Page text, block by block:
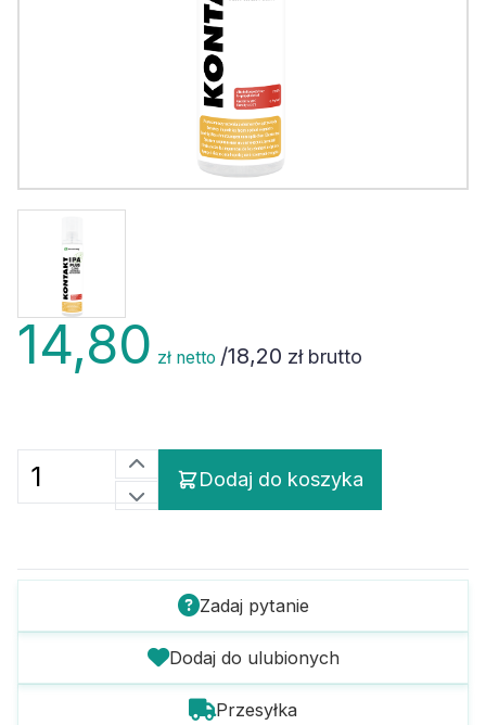
14,80 zł netto /18,20 zł brutto
Dodaj do koszyka
Zadaj pytanie
Dodaj do ulubionych
Przesyłka